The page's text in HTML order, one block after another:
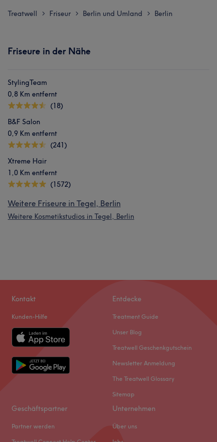
Treatwell > Friseur > Berlin und Umland > Berlin
Friseure in der Nähe
StylingTeam
0,8 Km entfernt
(18)
B&F Salon
0,9 Km entfernt
(241)
Xtreme Hair
1,0 Km entfernt
(1572)
Weitere Friseure in Tegel, Berlin
Weitere Kosmetikstudios in Tegel, Berlin
Kontakt
Kunden-Hilfe
Entdecke
Treatment Guide
Unser Blog
Treatwell Geschenkgutschein
Newsletter Anmeldung
The Treatwell Glossary
Sitemap
Geschäftspartner
Partner werden
Unternehmen
Über uns